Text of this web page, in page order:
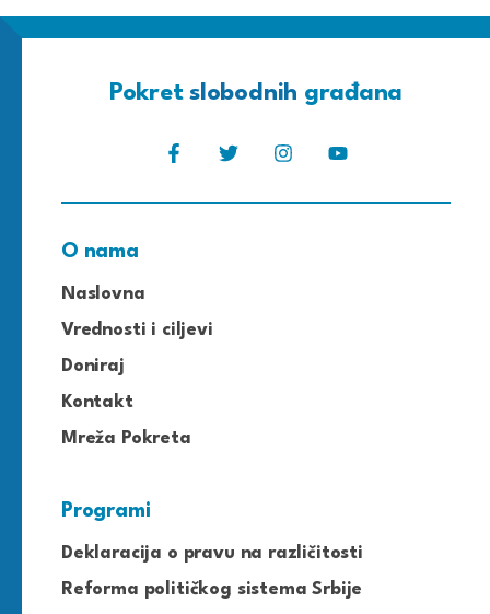
Pokretslobodnih građana
O nama
Naslovna
Vrednosti i ciljevi
Doniraj
Kontakt
Mreža Pokreta
Programi
Deklaracija o pravu na različitosti
Reforma političkog sistema Srbije